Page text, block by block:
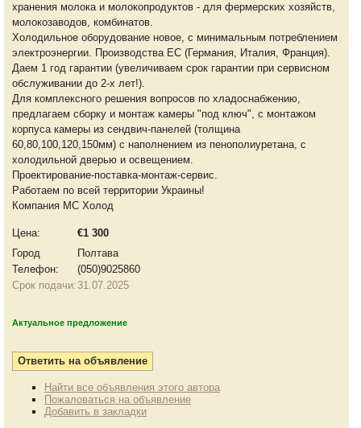
хранения молока и молокопродуктов - для фермерских хозяйств,
молокозаводов, комбинатов.
Холодильное оборудование новое, с минимальным потреблением
электроэнергии. Производства ЕС (Германия, Италия, Франция).
Даем 1 год гарантии (увеличиваем срок гарантии при сервисном
обслуживании до 2-х лет!).
Для комплексного решения вопросов по хладоснабжению,
предлагаем сборку и монтаж камеры "под ключ", с монтажом
корпуса камеры из сендвич-панелей (толщина
60,80,100,120,150мм) с наполнением из пенополиуретана, с
холодильной дверью и освещением.
Проектирование-поставка-монтаж-сервис.
Работаем по всей территории Украины!
Компания МС Холод
Цена:
€1 300
Город
Полтава
Телефон:
(050)9025860
Срок подачи: 31.07.2025
Актуальное предложение
Найти все объявления этого автора
Пожаловаться на объявление
Добавить в закладки